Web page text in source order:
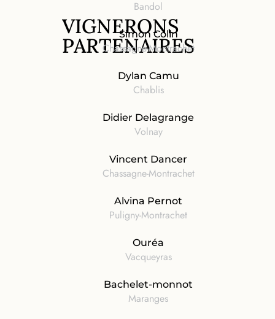
VIGNERONS
PARTENAIRES
Bandol
Simon Colin
Chassagne-Montrachet
Dylan Camu
Chablis
Didier Delagrange
Volnay
Vincent Dancer
Chassagne-Montrachet
Alvina Pernot
Puligny-Montrachet
Ouréa
Vacqueyras
Bachelet-monnot
Maranges